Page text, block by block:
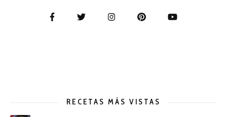
RECETAS MÁS VISTAS